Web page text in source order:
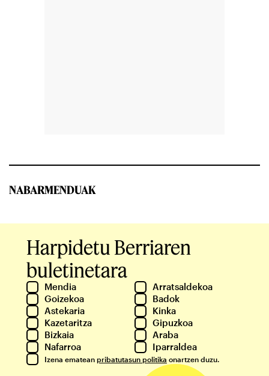
NABARMENDUAK
Harpidetu Berriaren
buletinetara
Mendia
Arratsaldekoa
Goizekoa
Badok
Astekaria
Kinka
Kazetaritza
Gipuzkoa
Bizkaia
Araba
Nafarroa
Iparraldea
Izena ematean pribatutasun politika onartzen duzu.